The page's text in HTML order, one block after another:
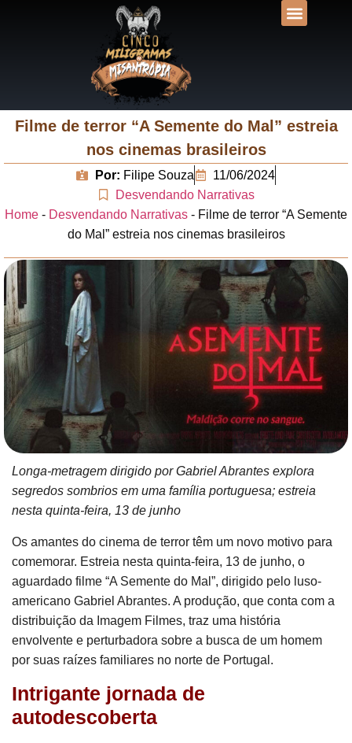
Filme de terror “A Semente do Mal” estreia
nos cinemas brasileiros
Por: Filipe Souza
11/06/2024
Desvendando Narrativas
Home - Desvendando Narrativas - Filme de terror “A Semente
do Mal” estreia nos cinemas brasileiros
Longa-metragem dirigido por Gabriel Abrantes explora
segredos sombrios em uma família portuguesa; estreia
nesta quinta-feira, 13 de junho
Os amantes do cinema de terror têm um novo motivo para
comemorar. Estreia nesta quinta-feira, 13 de junho, o
aguardado filme “A Semente do Mal”, dirigido pelo luso-
americano Gabriel Abrantes. A produção, que conta com a
distribuição da Imagem Filmes, traz uma história
envolvente e perturbadora sobre a busca de um homem
por suas raízes familiares no norte de Portugal.
Intrigante jornada de
autodescoberta